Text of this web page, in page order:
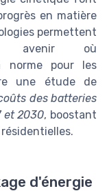
en matière
permettent
avenir où
norme pour les
une étude de
des batteries
et 2030, boostant
d'énergie